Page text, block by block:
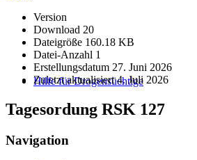
Hilfe für Drogensüchtige
Version
Download 20
Dateigröße 160.18 KB
Datei-Anzahl 1
Erstellungsdatum 27. Juni 2026
Zuletzt aktualisiert4. Juli 2026
Tagesordung RSK 127
Navigation